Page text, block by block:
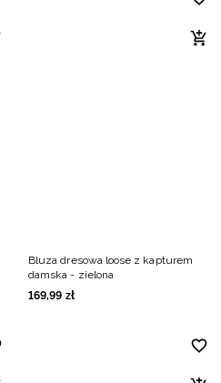
Bluza dresowa loose z kapturem
damska - zielona
169,99 zł